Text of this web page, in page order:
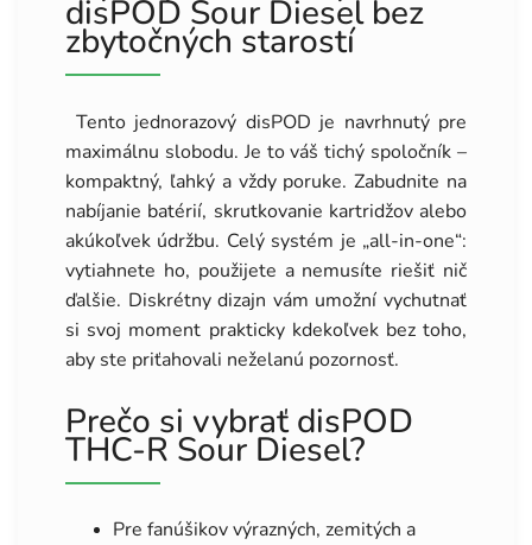
disPOD Sour Diesel bez
zbytočných starostí
Tento jednorazový disPOD je navrhnutý pre
maximálnu slobodu. Je to váš tichý spoločník –
kompaktný, ľahký a vždy poruke. Zabudnite na
nabíjanie batérií, skrutkovanie kartridžov alebo
akúkoľvek údržbu. Celý systém je „all-in-one“:
vytiahnete ho, použijete a nemusíte riešiť nič
ďalšie. Diskrétny dizajn vám umožní vychutnať
si svoj moment prakticky kdekoľvek bez toho,
aby ste priťahovali neželanú pozornosť.
Prečo si vybrať disPOD
THC-R Sour Diesel?
Pre fanúšikov výrazných, zemitých a